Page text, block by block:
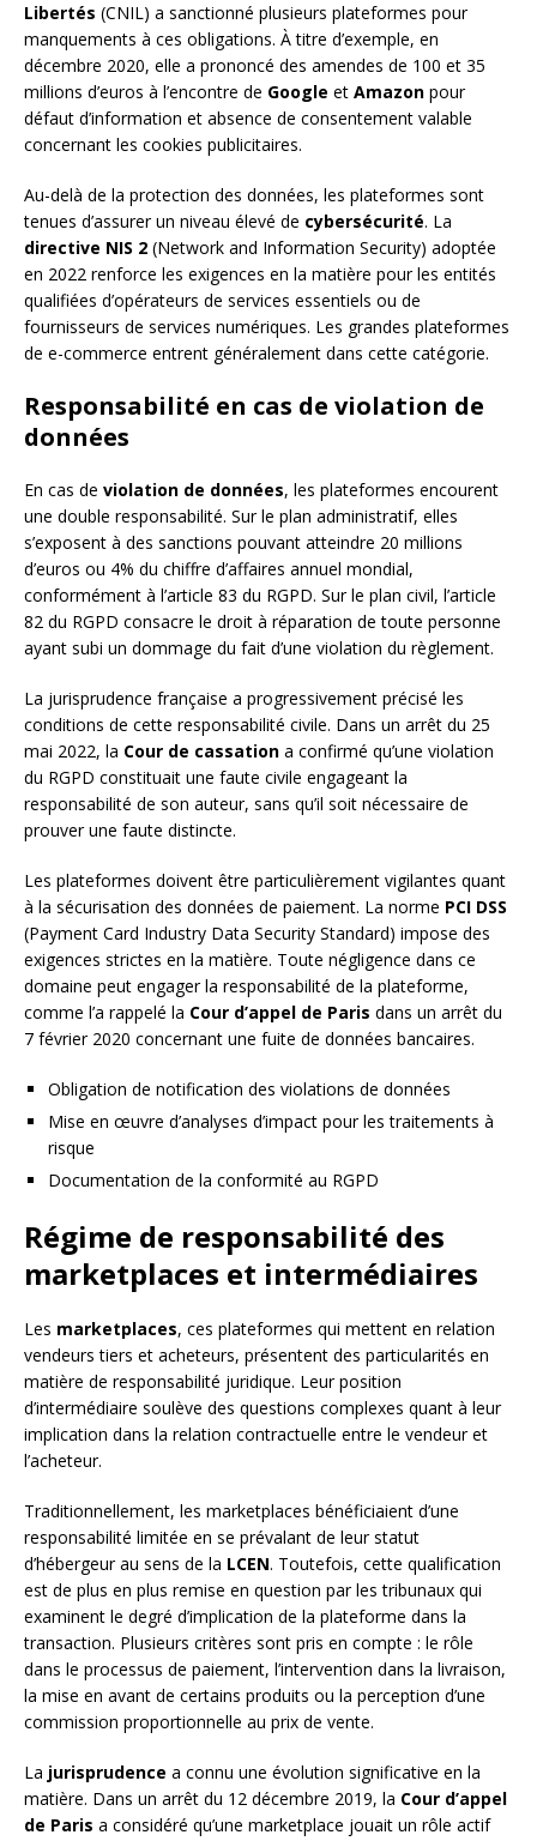
Libertés (CNIL) a sanctionné plusieurs plateformes pour
manquements à ces obligations. À titre d’exemple, en
décembre 2020, elle a prononcé des amendes de 100 et 35
millions d’euros à l’encontre de Google et Amazon pour
défaut d’information et absence de consentement valable
concernant les cookies publicitaires.
Au-delà de la protection des données, les plateformes sont
tenues d’assurer un niveau élevé de cybersécurité. La
directive NIS 2 (Network and Information Security) adoptée
en 2022 renforce les exigences en la matière pour les entités
qualifiées d’opérateurs de services essentiels ou de
fournisseurs de services numériques. Les grandes plateformes
de e-commerce entrent généralement dans cette catégorie.
Responsabilité en cas de violation de
données
En cas de violation de données, les plateformes encourent
une double responsabilité. Sur le plan administratif, elles
s’exposent à des sanctions pouvant atteindre 20 millions
d’euros ou 4% du chiffre d’affaires annuel mondial,
conformément à l’article 83 du RGPD. Sur le plan civil, l’article
82 du RGPD consacre le droit à réparation de toute personne
ayant subi un dommage du fait d’une violation du règlement.
La jurisprudence française a progressivement précisé les
conditions de cette responsabilité civile. Dans un arrêt du 25
mai 2022, la Cour de cassation a confirmé qu’une violation
du RGPD constituait une faute civile engageant la
responsabilité de son auteur, sans qu’il soit nécessaire de
prouver une faute distincte.
Les plateformes doivent être particulièrement vigilantes quant
à la sécurisation des données de paiement. La norme PCI DSS
(Payment Card Industry Data Security Standard) impose des
exigences strictes en la matière. Toute négligence dans ce
domaine peut engager la responsabilité de la plateforme,
comme l’a rappelé la Cour d’appel de Paris dans un arrêt du
7 février 2020 concernant une fuite de données bancaires.
Obligation de notification des violations de données
Mise en œuvre d’analyses d’impact pour les traitements à
risque
Documentation de la conformité au RGPD
Régime de responsabilité des
marketplaces et intermédiaires
Les marketplaces, ces plateformes qui mettent en relation
vendeurs tiers et acheteurs, présentent des particularités en
matière de responsabilité juridique. Leur position
d’intermédiaire soulève des questions complexes quant à leur
implication dans la relation contractuelle entre le vendeur et
l’acheteur.
Traditionnellement, les marketplaces bénéficiaient d’une
responsabilité limitée en se prévalant de leur statut
d’hébergeur au sens de la LCEN. Toutefois, cette qualification
est de plus en plus remise en question par les tribunaux qui
examinent le degré d’implication de la plateforme dans la
transaction. Plusieurs critères sont pris en compte : le rôle
dans le processus de paiement, l’intervention dans la livraison,
la mise en avant de certains produits ou la perception d’une
commission proportionnelle au prix de vente.
La jurisprudence a connu une évolution significative en la
matière. Dans un arrêt du 12 décembre 2019, la Cour d’appel
de Paris a considéré qu’une marketplace jouait un rôle actif